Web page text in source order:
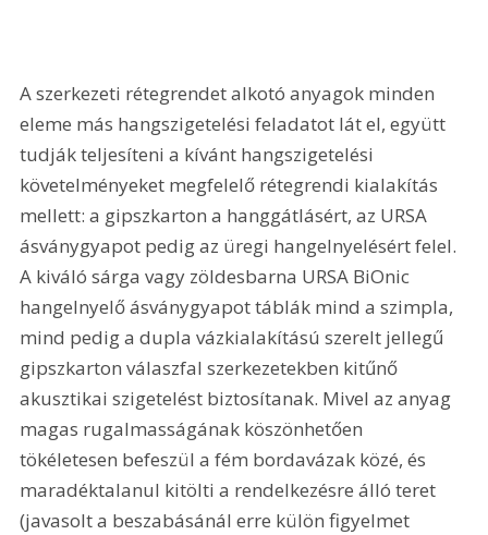
A szerkezeti rétegrendet alkotó anyagok minden
eleme más hangszigetelési feladatot lát el, együtt
tudják teljesíteni a kívánt hangszigetelési
követelményeket megfelelő rétegrendi kialakítás
mellett: a gipszkarton a hanggátlásért, az URSA
ásványgyapot pedig az üregi hangelnyelésért felel.
A kiváló sárga vagy zöldesbarna URSA BiOnic
hangelnyelő ásványgyapot táblák mind a szimpla,
mind pedig a dupla vázkialakítású szerelt jellegű
gipszkarton válaszfal szerkezetekben kitűnő
akusztikai szigetelést biztosítanak. Mivel az anyag
magas rugalmasságának köszönhetően
tökéletesen befeszül a fém bordavázak közé, és
maradéktalanul kitölti a rendelkezésre álló teret
(javasolt a beszabásánál erre külön figyelmet